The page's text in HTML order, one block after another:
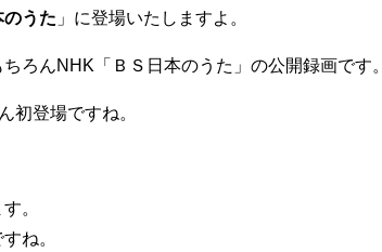
のうた 」に登場いたしますよ。
ろんNHK「ＢＳ日本のうた」の公開録画です。
初登場ですね。
。
ね。